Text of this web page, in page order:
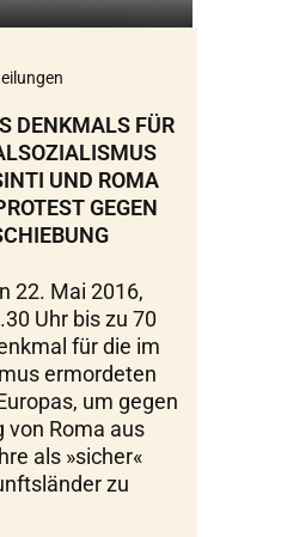
DENKMALS FÜR
UND ROMA
GEGEN
22. Mai 2016,
Uhr bis zu 70
für die im
ermordeten
um gegen
von Roma aus
als »sicher«
zu